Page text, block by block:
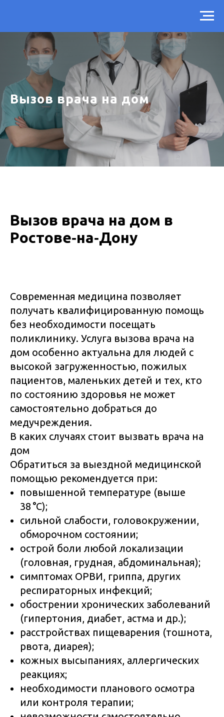
Вызов врача на дом
Вызов врача на дом в
Ростове‑на‑Дону
Современная медицина позволяет
получать квалифицированную помощь
без необходимости посещать
поликлинику. Услуга вызова врача на
дом особенно актуальна для людей с
высокой загруженностью, пожилых
пациентов, маленьких детей и тех, кто
по состоянию здоровья не может
самостоятельно добраться до
медучреждения.
В каких случаях стоит вызвать врача на
дом
Обратиться за выездной медицинской
помощью рекомендуется при:
повышенной температуре (выше
38 °C);
сильной слабости, головокружении,
обморочном состоянии;
острой боли любой локализации
(головная, грудная, абдоминальная);
симптомах ОРВИ, гриппа, других
респираторных инфекций;
обострении хронических заболеваний
(гипертония, диабет, астма и др.);
расстройствах пищеварения (тошнота,
рвота, диарея);
кожных высыпаниях, аллергических
реакциях;
необходимости планового осмотра
или контроля терапии;